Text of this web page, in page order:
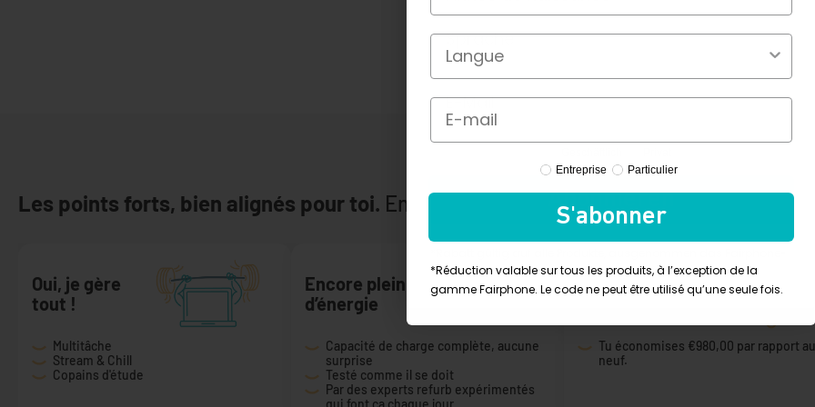
Les points forts, bien alignés pour toi. Encore plus de raisons de me choisir.
Oui, je gère
tout !
Multitâche
Stream & Chill
Copains d'étude
Encore plein
d’énergie
Capacité de charge complète, aucune
surprise
Testé comme il se doit
Par des experts refurb expérimentés
qui font ça chaque jour
Ça fait du bien !
Tu économises €980,00 par rapport au
neuf.
Abonnieren
Sortiment. Der Code kann nur einmal verwendet werden.
Profile Type
Entreprise Particulier
S'abonner
*Réduction valable sur tous les produits, à l’exception de la
gamme Fairphone. Le code ne peut être utilisé qu’une seule fois.